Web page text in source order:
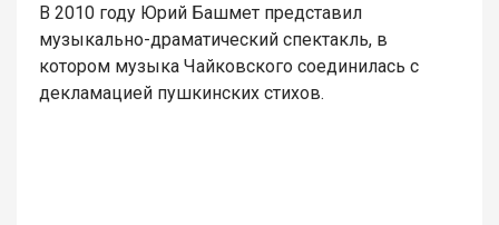
В 2010 году Юрий Башмет представил
музыкально-драматический спектакль, в
котором музыка Чайковского соединилась с
декламацией пушкинских стихов.